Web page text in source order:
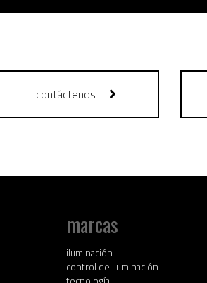
contáctenos
marcas
iluminación
control de iluminación